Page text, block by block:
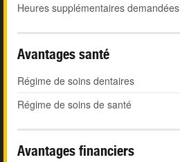
Heures supplémentaires demandées
Avantages santé
Régime de soins dentaires
Régime de soins de santé
Avantages financiers